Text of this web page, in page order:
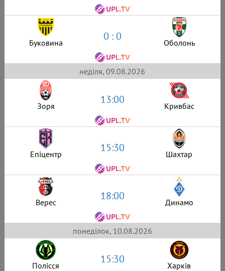
Буковина 0 : 0 Оболонь
неділя, 09.08.2026
Зоря 13:00 Кривбас
Епіцентр 15:30 Шахтар
Верес 18:00 Динамо
понеділок, 10.08.2026
Полісся 15:30 Харків